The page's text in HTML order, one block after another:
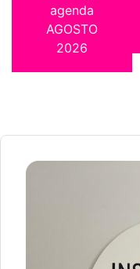
agenda
AGOSTO
2026